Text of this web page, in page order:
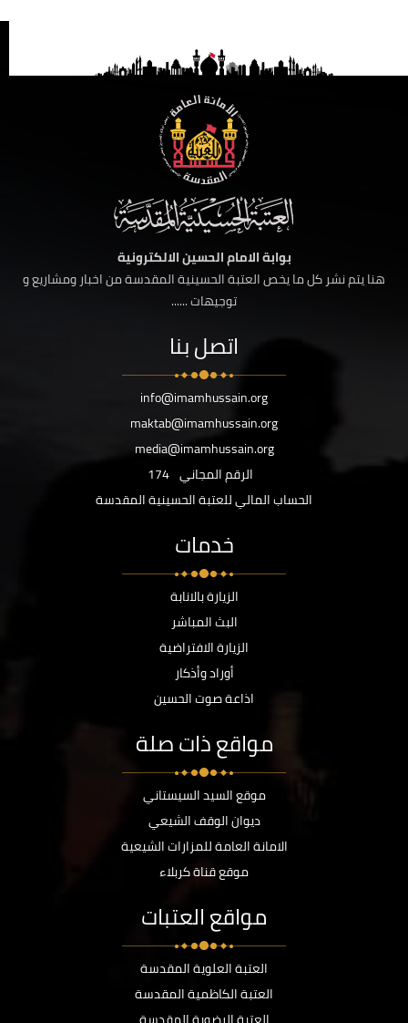
بوابة الامام الحسين الالكترونية
هنا يتم نشر كل ما يخص العتبة الحسينية المقدسة من اخبار ومشاريع و
توجيهات ......
اتصل بنا
info@imamhussain.org
maktab@imamhussain.org
media@imamhussain.org
الرقم المجاني 174
الحساب المالي للعتبة الحسينية المقدسة
خدمات
الزيارة بالانابة
البث المباشر
الزيارة الافتراضية
أوراد وأذكار
اذاعة صوت الحسين
مواقع ذات صلة
موقع السيد السيستاني
ديوان الوقف الشيعي
الامانة العامة للمزارات الشيعية
موقع قناة كربلاء
مواقع العتبات
العتبة العلوية المقدسة
العتبة الكاظمية المقدسة